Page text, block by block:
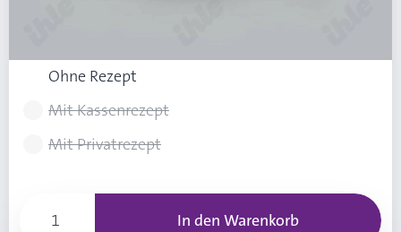
Ohne Rezept
Mit Kassenrezept
Mit Privatrezept
In den Warenkorb